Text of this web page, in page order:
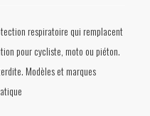
respiratoire qui remplacent
pour cycliste, moto ou piéton.
Modèles et marques